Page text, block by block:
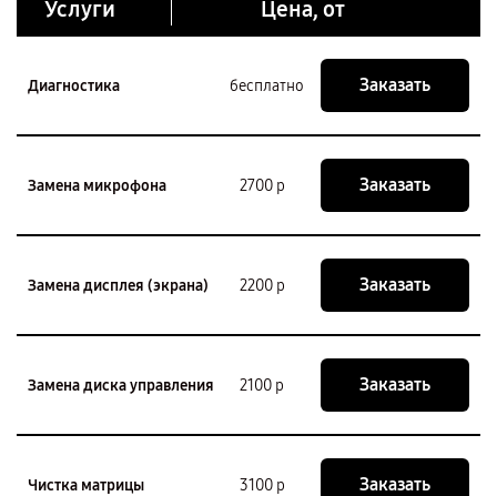
Услуги Цена, от
Диагностика бесплатно Заказать
Замена микрофона 2700 р Заказать
Замена дисплея (экрана) 2200 р Заказать
Замена диска управления 2100 р Заказать
Чистка матрицы 3100 р Заказать